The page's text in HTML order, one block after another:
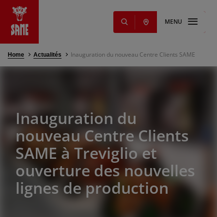
NOUVEAUTÉ
et services
MENU
Home Actualités Inauguration du nouveau Centre Clients SAME
Inauguration du
nouveau Centre Clients
SAME à Treviglio et
ouverture des nouvelles
lignes de production